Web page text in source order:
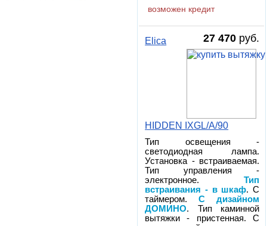
возможен кредит
27 470 руб.
Elica
HIDDEN IXGL/A/90
Тип освещения -
светодиодная лампа.
Установка - встраиваемая.
Тип управления -
электронное.Тип
встраивания - в шкаф. С
таймером.С дизайном
ДОМИНО. Тип каминной
вытяжки - пристенная. С